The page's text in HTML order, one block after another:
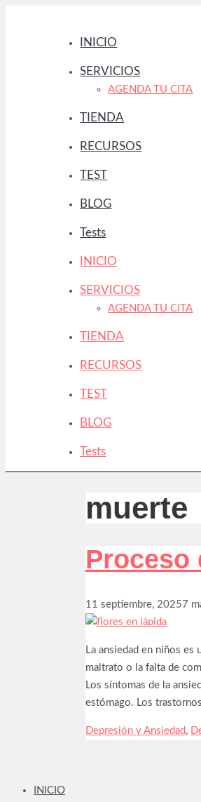
INICIO
SERVICIOS
AGENDA TU CITA
TIENDA
RECURSOS
TEST
BLOG
Tests
INICIO
SERVICIOS
AGENDA TU CITA
TIENDA
RECURSOS
TEST
BLOG
Tests
muerte
Proceso
11 septiembre, 20257
La ansiedad en niños
maltrato o la falta de
Los síntomas de la
estómago. Los
Categorías
Depresión y Ansiedad ,
INICIO